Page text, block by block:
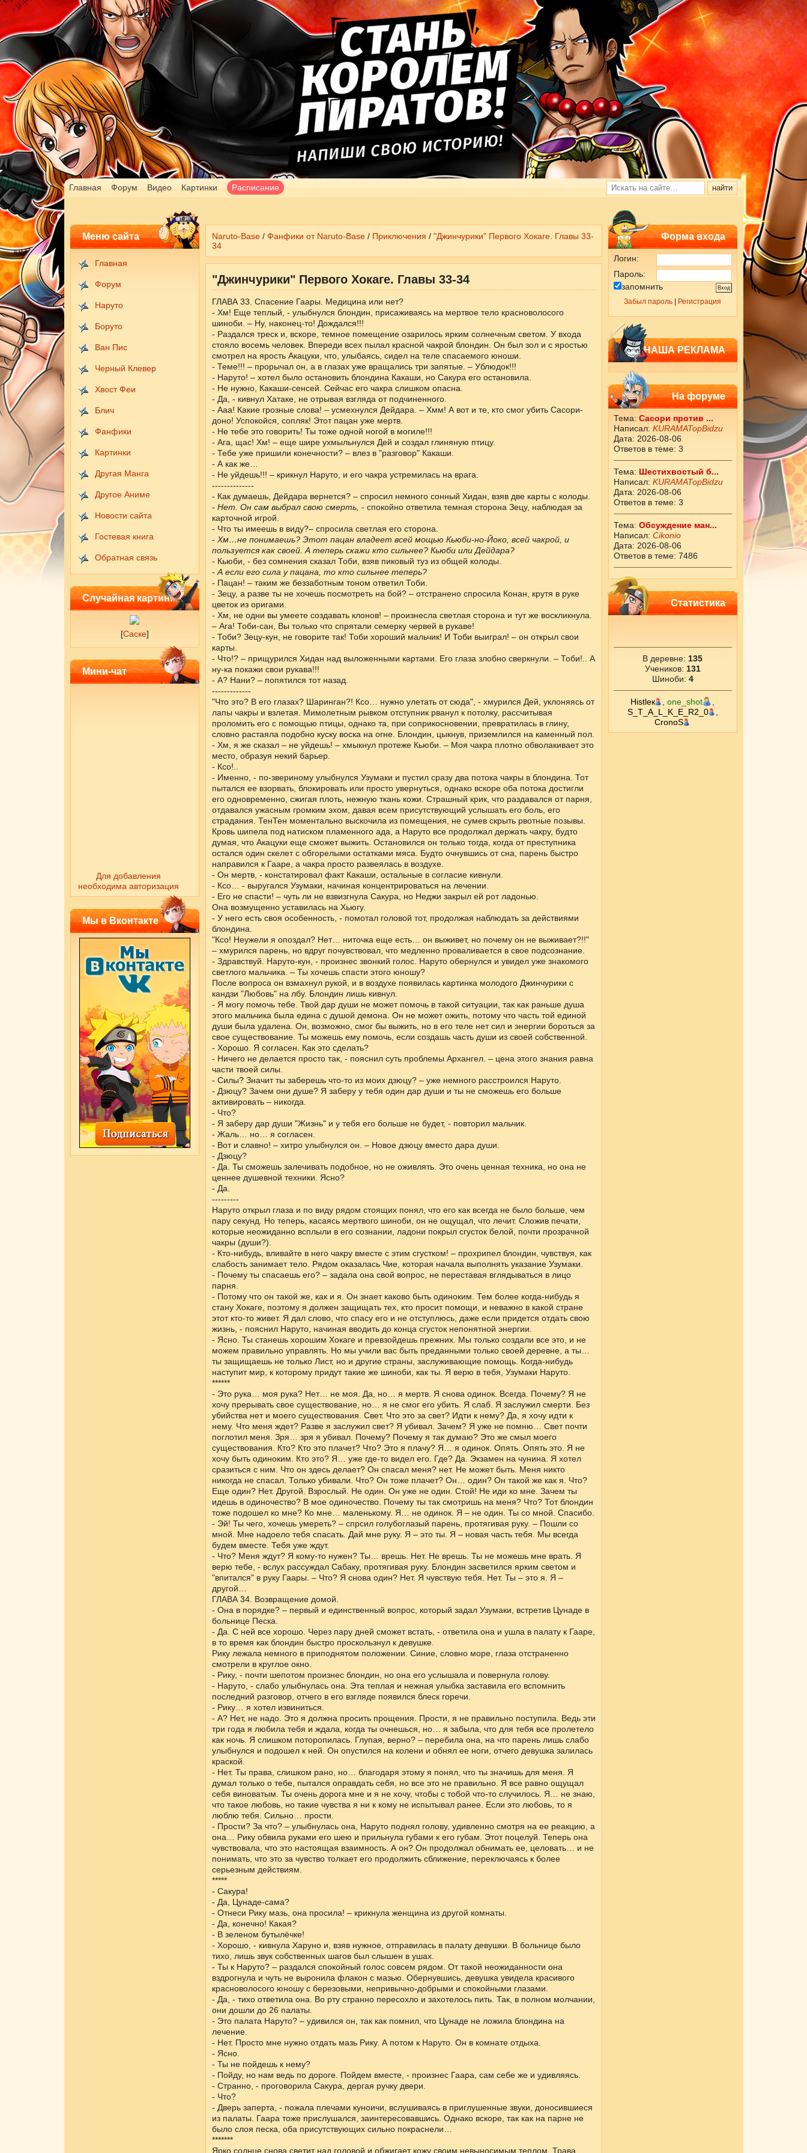
Главная Форум Видео Картинки Расписание
Меню сайта
Главная
Форум
Наруто
Боруто
Ван Пис
Черный Клевер
Хвост Феи
Блич
Фанфики
Картинки
Другая Манга
Другое Аниме
Новости сайта
Гостевая книга
Обратная связь
Случайная картинка
[Саске]
Мини-чат
Для добавления
необходима авторизация
Мы в Вконтакте
Форма входа
Логин:
Пароль:
запомнить
Забыл пароль Регистрация
НАША РЕКЛАМА
На форуме
Тема: Сасори против ...
Написал: KURAMATopBidzu
Дата: 2026-08-06
Ответов в теме: 3
Тема: Шестихвостый б...
Написал: KURAMATopBidzu
Дата: 2026-08-06
Ответов в теме: 3
Тема: Обсуждение ман...
Написал: Cikоnio
Дата: 2026-08-06
Ответов в теме: 7486
Статистика
В деревне: 135
Учеников: 131
Шиноби: 4
Histleк one_shot
S_T_A_L_K_E_R2_0
CronоS
Naruto-Base/ Фанфики от Naruto-Base/ Приключения / "Джинчурики" Первого Хокаге. Главы 33-
34
"Джинчурики" Первого Хокаге. Главы 33-34
ГЛАВА 33. Спасение Гаары. Медицина или нет?
- Хм! Еще теплый, - улыбнулся блондин, присаживаясь на мертвое тело красноволосого
шиноби. – Ну, наконец-то! Дождался!!!
- Раздался треск и, вскоре, темное помещение озарилось ярким солнечным светом. У входа
стояло восемь человек. Впереди всех пылал красной чакрой блондин. Он был зол и с яростью
смотрел на ярость Акацуки, что, улыбаясь, сидел на теле спасаемого юноши.
- Теме!!! – прорычал он, а в глазах уже вращались три запятые. – Ублюдок!!!
- Наруто! – хотел было остановить блондина Какаши, но Сакура его остановила.
- Не нужно, Какаши-сенсей. Сейчас его чакра слишком опасна.
- Да, - кивнул Хатаке, не отрывая взгляда от подчиненного.
- Ааа! Какие грозные слова! – усмехнулся Дейдара. – Хмм! А вот и те, кто смог убить Сасори-
доно! Успокойся, сопляк! Этот пацан уже мертв.
- Не тебе это говорить! Ты тоже одной ногой в могиле!!!
- Ага, щас! Хм! – еще шире ухмыльнулся Дей и создал глиняную птицу.
- Тебе уже пришили конечности? – влез в "разговор" Какаши.
- А как же…
- Не уйдешь!!! – крикнул Наруто, и его чакра устремилась на врага.
--------------
- Как думаешь, Дейдара вернется? – спросил немного сонный Хидан, взяв две карты с колоды.
- Нет. Он сам выбрал свою смерть, - спокойно ответила темная сторона Зецу, наблюдая за
карточной игрой.
- Что ты имеешь в виду?– спросила светлая его сторона.
- Хм…не понимаешь? Этот пацан владеет всей мощью Кьюби-но-Йоко, всей чакрой, и
пользуется как своей. А теперь скажи кто сильнее? Кьюби или Дейдара?
- Кьюби, - без сомнения сказал Тоби, взяв пиковый туз из общей колоды.
- А если его сила у пацана, то кто сильнее теперь?
- Пацан! – таким же беззаботным тоном ответил Тоби.
- Зецу, а разве ты не хочешь посмотреть на бой? – отстранено спросила Конан, крутя в руке
цветок из оригами.
- Хм, не одни вы умеете создавать клонов! – произнесла светлая сторона и тут же воскликнула.
– Ага! Тоби-сан, Вы только что спрятали семерку червей в рукаве!
- Тоби? Зецу-кун, не говорите так! Тоби хороший мальчик! И Тоби выиграл! – он открыл свои
карты.
- Что!? – прищурился Хидан над выложенными картами. Его глаза злобно сверкнули. – Тоби!.. А
ну-ка покажи свои рукава!!!
- А? Нани? – попятился тот назад.
-------------
"Что это? В его глазах? Шаринган?! Ксо… нужно улетать от сюда", - хмурился Дей, уклоняясь от
лапы чакры и взлетая. Мимолетным рывком отступник рванул к потолку, рассчитывая
проломить его с помощью птицы, однако та, при соприкосновении, превратилась в глину,
словно растаяла подобно куску воска на огне. Блондин, цыкнув, приземлился на каменный пол.
- Хм, я же сказал – не уйдешь! – хмыкнул протеже Кьюби. – Моя чакра плотно обволакивает это
место, образуя некий барьер.
- Ксо!..
- Именно, - по-звериному улыбнулся Узумаки и пустил сразу два потока чакры в блондина. Тот
пытался ее взорвать, блокировать или просто увернуться, однако вскоре оба потока достигли
его одновременно, сжигая плоть, нежную ткань кожи. Страшный крик, что раздавался от парня,
отдавался ужасным громким эхом, давая всем присутствующий услышать его боль, его
страдания. ТенТен моментально выскочила из помещения, не сумев скрыть рвотные позывы.
Кровь шипела под натиском пламенного ада, а Наруто все продолжал держать чакру, будто
думая, что Акацуки еще сможет выжить. Остановился он только тогда, когда от преступника
остался один скелет с обгорелыми остатками мяса. Будто очнувшись от сна, парень быстро
направился к Гааре, а чакра просто развеялась в воздухе.
- Он мертв, - констатировал факт Какаши, остальные в согласие кивнули.
- Ксо… - выругался Узумаки, начиная концентрироваться на лечении.
- Его не спасти! – чуть ли не взвизгнула Сакура, но Неджи закрыл ей рот ладонью.
Она возмущенно уставилась на Хьюгу.
- У него есть своя особенность, - помотал головой тот, продолжая наблюдать за действиями
блондина.
"Ксо! Неужели я опоздал? Нет… ниточка еще есть… он выживет, но почему он не выживает?!!"
– хмурился парень, но вдруг почувствовал, что медленно проваливается в свое подсознание.
- Здравствуй. Наруто-кун, - произнес звонкий голос. Наруто обернулся и увидел уже знакомого
светлого мальчика. – Ты хочешь спасти этого юношу?
После вопроса он взмахнул рукой, и в воздухе появилась картинка молодого Джинчурики с
кандзи "Любовь" на лбу. Блондин лишь кивнул.
- Я могу помочь тебе. Твой дар души не может помочь в такой ситуации, так как раньше душа
этого мальчика была едина с душой демона. Он не может ожить, потому что часть той единой
души была удалена. Он, возможно, смог бы выжить, но в его теле нет сил и энергии бороться за
свое существование. Ты можешь ему помочь, если создашь часть души из своей собственной.
- Хорошо. Я согласен. Как это сделать?
- Ничего не делается просто так, - пояснил суть проблемы Архангел. – цена этого знания равна
части твоей силы.
- Силы? Значит ты заберешь что-то из моих дзюцу? – уже немного расстроился Наруто.
- Дзюцу? Зачем они душе? Я заберу у тебя один дар души и ты не сможешь его больше
активировать – никогда.
- Что?
- Я заберу дар души "Жизнь" и у тебя его больше не будет, - повторил мальчик.
- Жаль… но… я согласен.
- Вот и славно! – хитро улыбнулся он. – Новое дзюцу вместо дара души.
- Дзюцу?
- Да. Ты сможешь залечивать подобное, но не оживлять. Это очень ценная техника, но она не
ценнее душевной техники. Ясно?
- Да.
---------
Наруто открыл глаза и по виду рядом стоящих понял, что его как всегда не было больше, чем
пару секунд. Но теперь, касаясь мертвого шиноби, он не ощущал, что лечит. Сложив печати,
которые неожиданно всплыли в его сознании, ладони покрыл сгусток белой, почти прозрачной
чакры (души?).
- Кто-нибудь, вливайте в него чакру вместе с этим сгустком! – прохрипел блондин, чувствуя, как
слабость занимает тело. Рядом оказалась Чие, которая начала выполнять указание Узумаки.
- Почему ты спасаешь его? – задала она свой вопрос, не переставая вглядываться в лицо
парня.
- Потому что он такой же, как и я. Он знает каково быть одиноким. Тем более когда-нибудь я
стану Хокаге, поэтому я должен защищать тех, кто просит помощи, и неважно в какой стране
этот кто-то живет. Я дал слово, что спасу его и не отступлюсь, даже если придется отдать свою
жизнь, - пояснил Наруто, начиная вводить до конца сгусток непонятной энергии.
- Ясно. Ты станешь хорошим Хокаге и превзойдешь прежних. Мы только создали все это, и не
можем правильно управлять. Но мы учили вас быть преданными только своей деревне, а ты…
ты защищаешь не только Лист, но и другие страны, заслуживающие помощь. Когда-нибудь
наступит мир, к которому придут такие же шиноби, как ты. Я верю в тебя, Узумаки Наруто.
******
- Это рука… моя рука? Нет… не моя. Да, но… я мертв. Я снова одинок. Всегда. Почему? Я не
хочу прерывать свое существование, но… я не смог его убить. Я слаб. Я заслужил смерти. Без
убийства нет и моего существования. Свет. Что это за свет? Идти к нему? Да, я хочу идти к
нему. Что меня ждет? Разве я заслужил свет? Я убивал. Зачем? Я уже не помню… Свет почти
поглотил меня. Зря… зря я убивал. Почему? Почему я так думаю? Это же смыл моего
существования. Кто? Кто это плачет? Что? Это я плачу? Я… я одинок. Опять. Опять это. Я не
хочу быть одиноким. Кто это? Я… уже где-то видел его. Где? Да. Экзамен на чунина. Я хотел
сразиться с ним. Что он здесь делает? Он спасал меня? нет. Не может быть. Меня никто
никогда не спасал. Только убивали. Что? Он тоже плачет? Он… один? Он такой же как я. Что?
Еще один? Нет. Другой. Взрослый. Не один. Он уже не один. Стой! Не иди ко мне. Зачем ты
идешь в одиночество? В мое одиночество. Почему ты так смотришь на меня? Что? Тот блондин
тоже подошел ко мне? Ко мне… маленькому. Я… не одинок. Я – не один. Ты со мной. Спасибо.
- Эй! Ты чего, хочешь умереть? – спрсил голубоглазый парень, протягивая руку. – Пошли со
мной. Мне надоело тебя спасать. Дай мне руку. Я – это ты. Я – новая часть тебя. Мы всегда
будем вместе. Тебя уже ждут.
- Что? Меня ждут? Я кому-то нужен? Ты… врешь. Нет. Не врешь. Ты не можешь мне врать. Я
верю тебе, - вслух рассуждал Сабаку, протягивая руку. Блондин засветился ярким светом и
"впитался" в руку Гаары. – Что? Я снова один? Нет. Я чувствую тебя. Нет. Ты – это я. Я –
другой…
ГЛАВА 34. Возвращение домой.
- Она в порядке? – первый и единственный вопрос, который задал Узумаки, встретив Цунаде в
больнице Песка.
- Да. С ней все хорошо. Через пару дней сможет встать, - ответила она и ушла в палату к Гааре,
в то время как блондин быстро проскользнул к девушке.
Рику лежала немного в приподнятом положении. Синие, словно море, глаза отстраненно
смотрели в круглое окно.
- Рику, - почти шепотом произнес блондин, но она его услышала и повернула голову.
- Наруто, - слабо улыбнулась она. Эта теплая и нежная улыбка заставила его вспомнить
последний разговор, отчего в его взгляде появился блеск горечи.
- Рику… я хотел извиниться.
- А? Нет, не надо. Это я должна просить прощения. Прости, я не правильно поступила. Ведь эти
три года я любила тебя и ждала, когда ты очнешься, но… я забыла, что для тебя все пролетело
как ночь. Я слишком поторопилась. Глупая, верно? – перебила она, на что парень лишь слабо
улыбнулся и подошел к ней. Он опустился на колени и обнял ее ноги, отчего девушка залилась
краской.
- Нет. Ты права, слишком рано, но… благодаря этому я понял, что ты значишь для меня. Я
думал только о тебе, пытался оправдать себя, но все это не правильно. Я все равно ощущал
себя виноватым. Ты очень дорога мне и я не хочу, чтобы с тобой что-то случилось. Я… не знаю,
что такое любовь, но такие чувства я ни к кому не испытывал ранее. Если это любовь, то я
люблю тебя. Сильно… прости.
- Прости? За что? – улыбнулась она, Наруто поднял голову, удивленно смотря на ее реакцию, а
она… Рику обвила руками его шею и прильнула губами к его губам. Этот поцелуй. Теперь она
чувствовала, что это настоящая взаимность. А он? Он продолжал обнимать ее, целовать… и не
понимать, что это за чувство толкает его продолжить сближение, переключаясь к более
серьезным действиям.
*****
- Сакура!
- Да, Цунаде-сама?
- Отнеси Рику мазь, она просила! – крикнула женщина из другой комнаты.
- Да, конечно! Какая?
- В зеленом бутылёчке!
- Хорошо, - кивнула Харуно и, взяв нужное, отправилась в палату девушки. В больнице было
тихо, лишь звук собственных шагов был слышен в ушах.
- Ты к Наруто? – раздался спокойный голос совсем рядом. От такой неожиданности она
вздрогнула и чуть не выронила флакон с мазью. Обернувшись, девушка увидела красивого
красноволосого юношу с березовыми, непривычно-добрыми и спокойными глазами.
- Да, - тихо ответила она. Во рту странно пересохло и захотелось пить. Так, в полном молчании,
они дошли до 26 палаты.
- Это палата Наруто? – удивился он, так как помнил, что Цунаде не ложила блондина на
лечение.
- Нет. Просто мне нужно отдать мазь Рику. А потом к Наруто. Он в комнате отдыха.
- Ясно.
- Ты не пойдешь к нему?
- Пойду, но нам ведь по дороге. Пойдем вместе, - произнес Гаара, сам себе же и удивляясь.
- Странно, - проговорила Сакура, дергая ручку двери.
- Что?
- Дверь заперта, - пожала плечами куноичи, вслушиваясь в приглушенные звуки, доносившиеся
из палаты. Гаара тоже прислушался, заинтересовавшись. Однако вскоре, так как на парне не
было слоя песка, оба присутствующих сильно покраснели…
*******
Ярко солнце снова светит над головой и обжигает кожу своим невыносимым теплом. Трава,